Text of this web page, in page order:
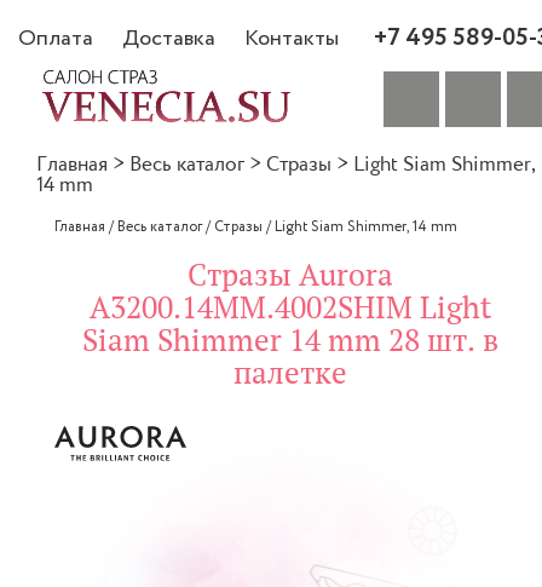
Оплата Доставка Контакты +7 495 589-
Главная > Весь каталог > Стразы > Light Siam Shimmer,
14 mm
Главная /Весь каталог/Стразы /Light Siam Shimmer, 14 mm
Стразы Aurora
A3200.14MM.4002SHIM Light
Siam Shimmer 14 mm 28 шт. в
палетке